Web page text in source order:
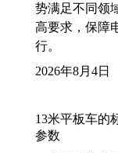
势满足不同领
高要求，保障
行。
2026年8月4日
13米平板车的
参数